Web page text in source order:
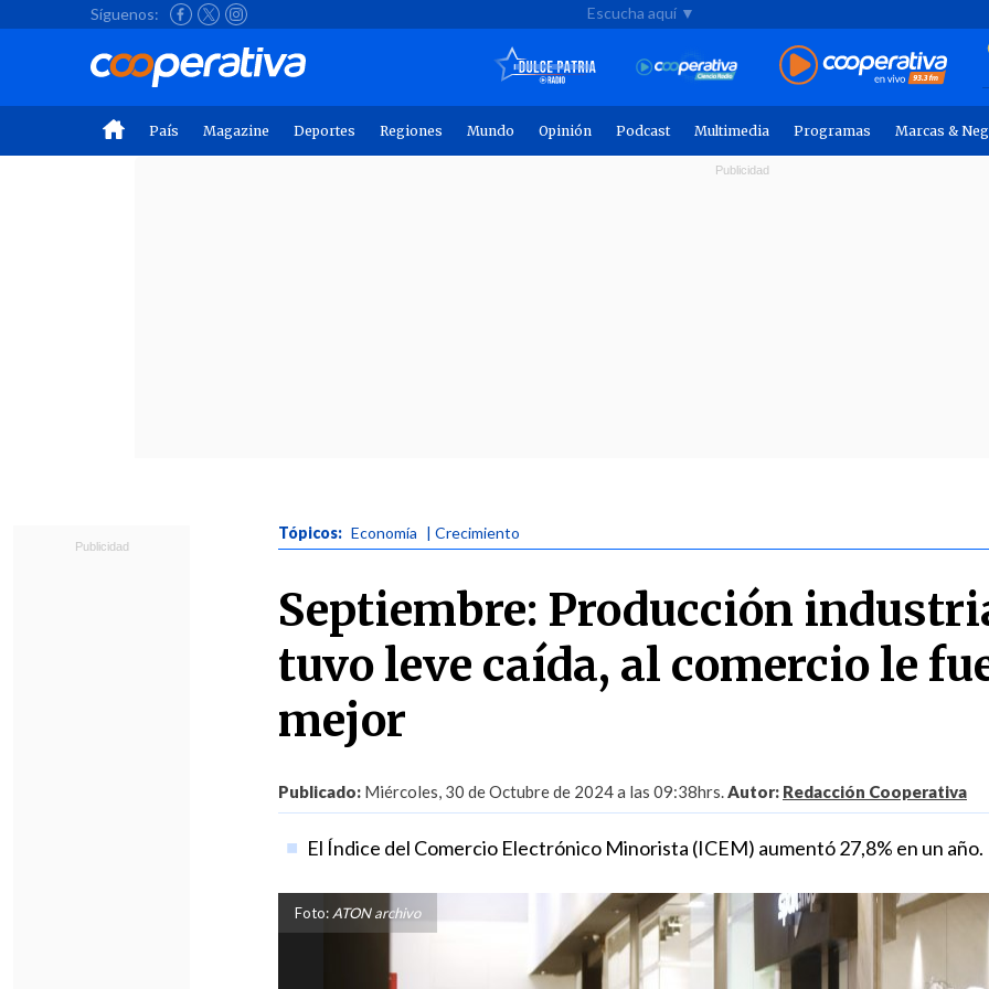
Síguenos: Escucha aquí ▼
País Magazine Deportes Regiones Mundo Opinión Podcast Multimedia Programas Marcas &
Tópicos: Economía | Crecimiento
Septiembre: Producción
tuvo leve caída, al comercio le
mejor
Publicado: Miércoles, 30 de Octubre de 2024 a las 09:38hrs.Autor: Redacción Cooperativa
El Índice del Comercio Electrónico Minorista (ICEM) aumentó 27,8% en un año.
Foto: ATON archivo